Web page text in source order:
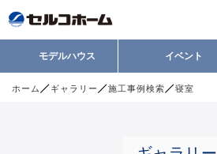
モデルハウス イベント
ホーム ギャラリー 施工事例検索 寝室